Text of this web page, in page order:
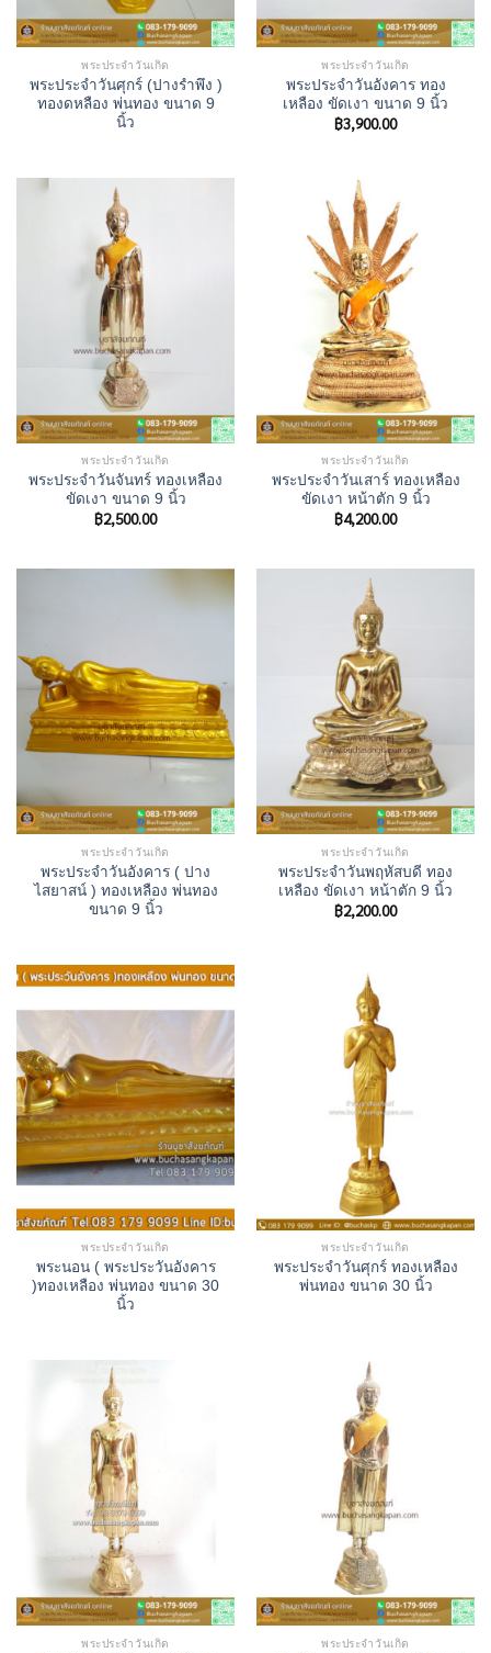
พระประจำวันเกิด
พระประจําวันศุกร์ (ปางรำพึง )
ทองดหลือง พ่นทอง ขนาด 9
นิ้ว
พระประจำวันเกิด
พระประจําวันอังคาร ทอง
เหลือง ขัดเงา ขนาด 9 นิ้ว
฿3,900.00
พระประจำวันเกิด
พระประจำวันจันทร์ ทองเหลือง
ขัดเงา ขนาด 9 นิ้ว
฿2,500.00
พระประจำวันเกิด
พระประจำวันเสาร์ ทองเหลือง
ขัดเงา หน้าตัก 9 นิ้ว
฿4,200.00
พระประจำวันเกิด
พระประจำวันอังคาร ( ปาง
ไสยาสน์ ) ทองเหลือง พ่นทอง
ขนาด 9 นิ้ว
พระประจำวันเกิด
พระประจำวันพฤหัสบดี ทอง
เหลือง ขัดเงา หน้าตัก 9 นิ้ว
฿2,200.00
พระประจำวันเกิด
พระนอน ( พระประวันอังคาร
)ทองเหลือง พ่นทอง ขนาด 30
นิ้ว
พระประจำวันเกิด
พระประจำวันศุกร์ ทองเหลือง
พ่นทอง ขนาด 30 นิ้ว
พระประจำวันเกิด พระประจำวันเกิด